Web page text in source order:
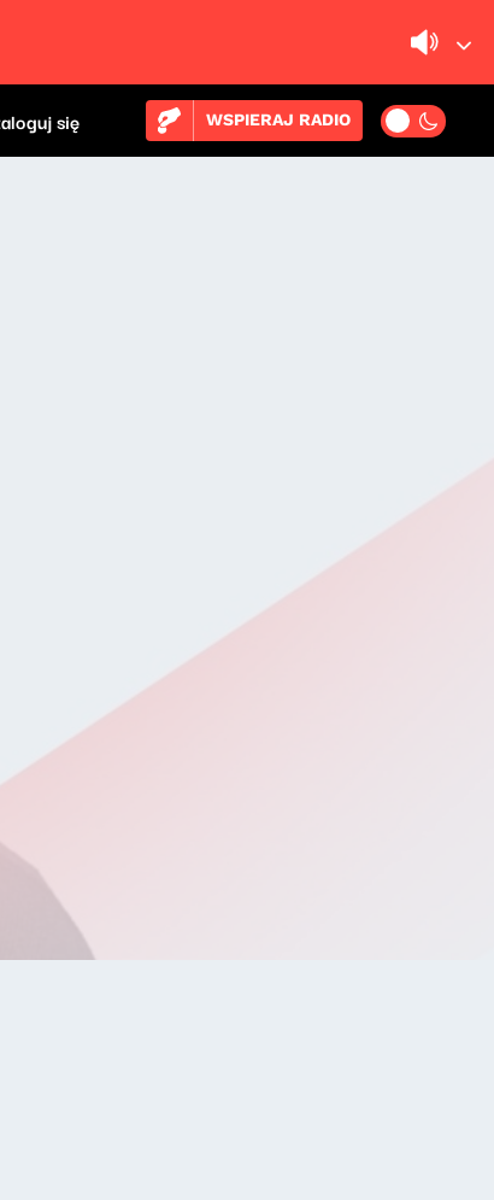
się WSPIERAJ RADIO